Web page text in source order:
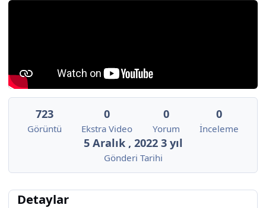
723
Görüntü
0
Ekstra Video
0
Yorum
0
İnceleme
5 Aralık , 2022 3 yıl
Gönderi Tarihi
Detaylar